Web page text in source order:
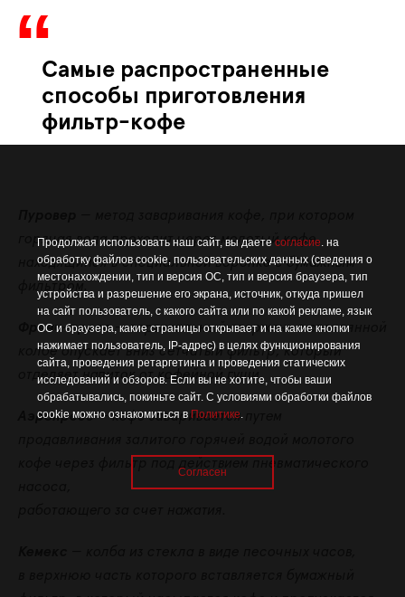
Продолжая использовать наш сайт, вы даете согласие. на
обработку файлов cookie, пользовательских данных (сведения о
местонахождении, тип и версия ОС, тип и версия браузера, тип
устройства и разрешение его экрана, источник, откуда пришел
на сайт пользователь, с какого сайта или по какой рекламе, язык
ОС и браузера, какие страницы открывает и на какие кнопки
нажимает пользователь, IP-адрес) в целях функционирования
сайта, проведения ретаргетинга и проведения статических
исследований и обзоров. Если вы не хотите, чтобы ваши
обрабатывались, покиньте сайт. С условиями обработки файлов
cookie можно ознакомиться в Политике.
Согласен
Самые распространенные
способы приготовления
фильтр-кофе
горячая вода проходит через молотый кофе,
находящийся в специальной воронке с бумажным
фильтром.
Френч-пресс— вертикальный стержень в стеклянной
колбе опускает вниз сетчатый фильтр, который
отделяет напиток от кофейной гущи.
Аэропресс— кофе заваривается путем